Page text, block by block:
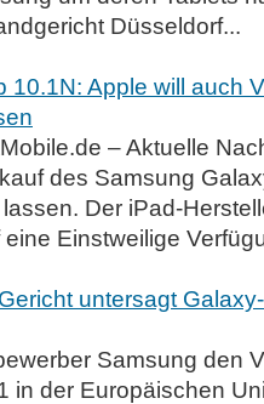
Düsseldorf...
10.1N: Apple will auch
– Aktuelle
des Samsung
Der iPad-
Einstweilige
untersagt
Samsung den
in der Europäischen